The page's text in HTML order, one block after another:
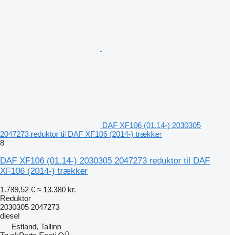
DAF XF106 (01.14-) 2030305
2047273 reduktor til DAF XF106 (2014-) trækker
8
DAF XF106 (01.14-) 2030305 2047273 reduktor til DAF
XF106 (2014-) trækker
1.789,52 € ≈ 13.380 kr.
Reduktor
2030305 2047273
diesel
Estland, Tallinn